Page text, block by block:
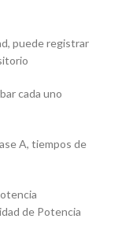
puede registrar
cada uno
A, tiempos de
de Potencia